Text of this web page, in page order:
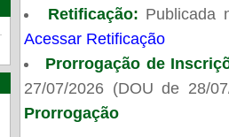
Retificação: Publicada
Acessar Retificação
Prorrogação de
27/07/2026 (DOU de 28/
Prorrogação